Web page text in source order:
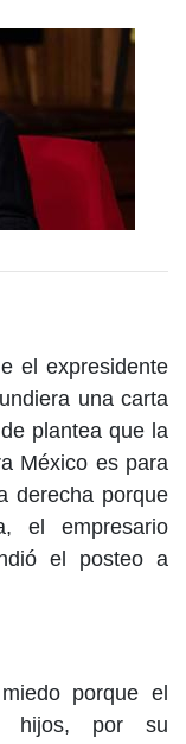
el expresidente
una carta
plantea que la
México es para
derecha porque
el empresario
el posteo a
porque el
por su